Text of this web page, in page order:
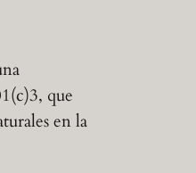
que
en la